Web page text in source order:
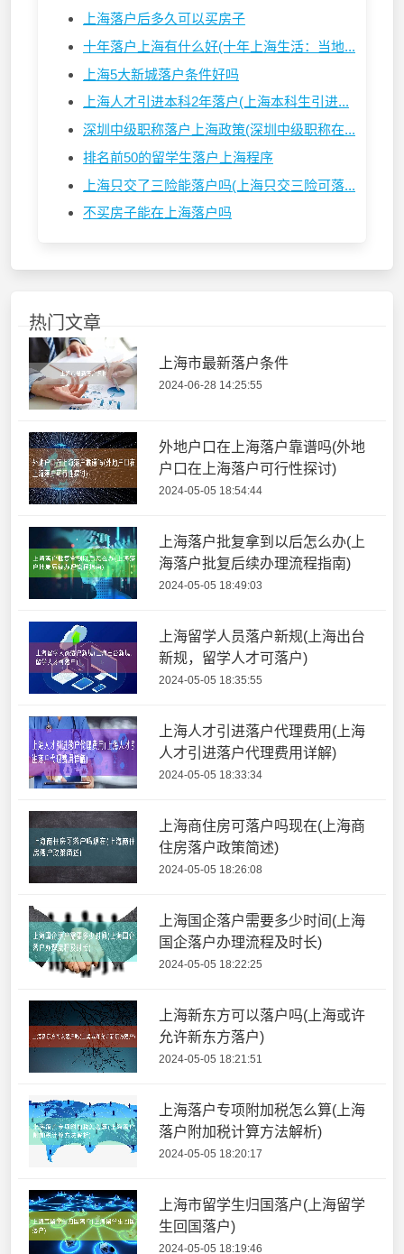
上海落户后多久可以买房子
十年落户上海有什么好(十年上海生活：当地...
上海5大新城落户条件好吗
上海人才引进本科2年落户(上海本科生引进...
深圳中级职称落户上海政策(深圳中级职称在...
排名前50的留学生落户上海程序
上海只交了三险能落户吗(上海只交三险可落...
不买房子能在上海落户吗
热门文章
上海市最新落户条件
2024-06-28 14:25:55
外地户口在上海落户靠谱吗(外地
户口在上海落户可行性探讨)
2024-05-05 18:54:44
上海落户批复拿到以后怎么办(上
海落户批复后续办理流程指南)
2024-05-05 18:49:03
上海留学人员落户新规(上海出台
新规，留学人才可落户)
2024-05-05 18:35:55
上海人才引进落户代理费用(上海
人才引进落户代理费用详解)
2024-05-05 18:33:34
上海商住房可落户吗现在(上海商
住房落户政策简述)
2024-05-05 18:26:08
上海国企落户需要多少时间(上海
国企落户办理流程及时长)
2024-05-05 18:22:25
上海新东方可以落户吗(上海或许
允许新东方落户)
2024-05-05 18:21:51
上海落户专项附加税怎么算(上海
落户附加税计算方法解析)
2024-05-05 18:20:17
上海市留学生归国落户(上海留学
生回国落户)
2024-05-05 18:19:46